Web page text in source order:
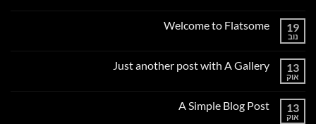
19
נוב
Welcome to Flatsome
Welcome
13
אוק
Just another post with A Gallery
Just
13
אוק
A Simple Blog Post